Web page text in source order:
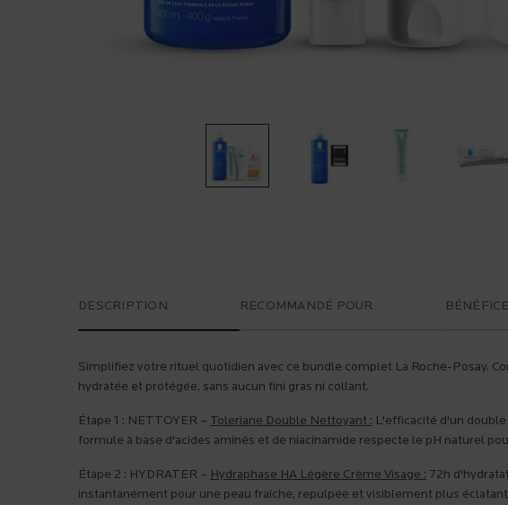
DESCRIPTION RECOMMANDÉ POUR
Simplifiez votre rituel quotidien avec ce bundle complet La Roche-Posay.
hydratée et protégée, sans aucun fini gras ni collant.
Étape 1 : NETTOYER – Toleriane Double Nettoyant : L'efficacité d'un
formule à base d'acides aminés et de niacinamide respecte le pH naturel
Étape 2 : HYDRATER – Hydraphase HA Légère Crème Visage : 72h
instantanément pour une peau fraîche, repulpée et visiblement plus